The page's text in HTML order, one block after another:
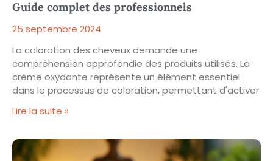
Guide complet des professionnels
25 septembre 2024
La coloration des cheveux demande une
compréhension approfondie des produits utilisés. La
crème oxydante représente un élément essentiel
dans le processus de coloration, permettant d'activer
Lire la suite »